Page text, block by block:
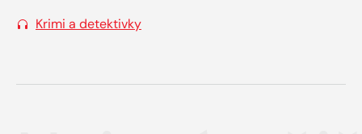
Krimi a detektivky